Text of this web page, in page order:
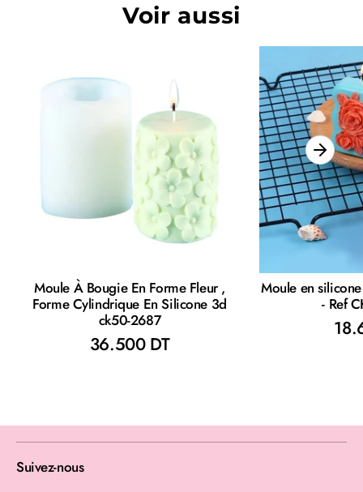
Voir aussi
Moule À Bougie En Forme Fleur ,
Forme Cylindrique En Silicone 3d
ck50-2687
36.500 DT
Moule en
- Ref
Suivez-nous